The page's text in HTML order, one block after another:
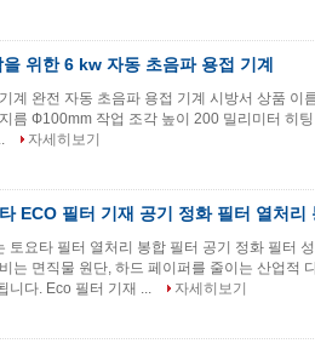
위한 6 kw 자동 초음파 용접 기계
계 완전 자동 초음파 용접 기계 시방서 상품 이
름 Ф100mm 작업 조각 높이 200 밀리미터 히
자세히보기
ECO 필터 기재 공기 정화 필터 열처리
토요타 필터 열처리 봉합 필터 공기 정화 필터
는 면직물 원단, 하드 페이퍼를 줄이는 산업적
니다. Eco 필터 기재 ...
자세히보기